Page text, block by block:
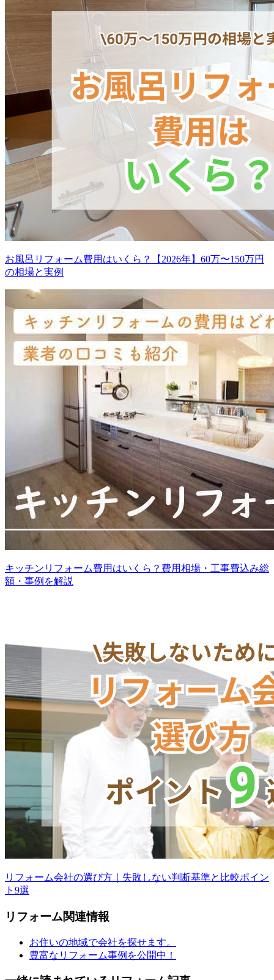
お風呂リフォーム費用はいくら？【2026年】60万〜150万円
の相場と実例
キッチンリフォーム費用はいくら？費用相場・工事費込み総
額・事例を解説
リフォーム会社の選び方｜失敗しない判断基準と比較ポイン
ト9選
リフォーム関連情報
お住いの地域で会社を探せます。
豊富なリフォーム事例を公開中！